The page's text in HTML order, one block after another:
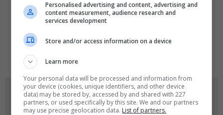
SPRACHEN
SPIEL-ICONS
Personalised advertising and content, advertising and
content measurement, audience research and
services development
Store and/or access information on a device
Learn more
Your personal data will be processed and information from
your device (cookies, unique identifiers, and other device
data) may be stored by, accessed by and shared with 227
partners, or used specifically by this site. We and our partners
may use precise geolocation data. List of partners.